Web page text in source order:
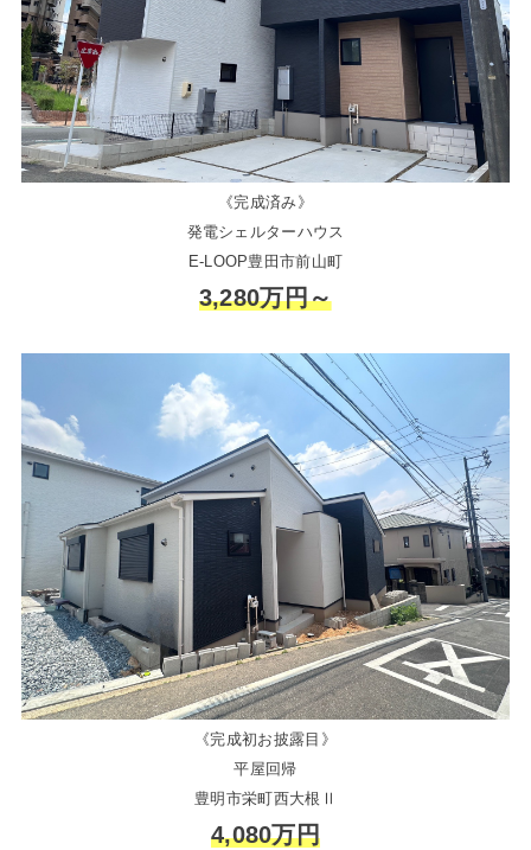
《完成済み》
発電シェルターハウス
E-LOOP豊田市前山町
3,280万円～
《完成初お披露目》
平屋回帰
豊明市栄町西大根Ⅱ
4,080万円